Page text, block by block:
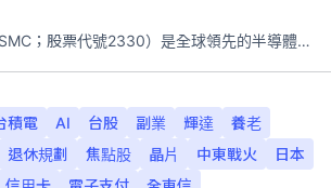
台積電（tSMC；股票代號2330）是全球領先的半導體代工公司，成立於1987年，總部位於台灣新竹。且已於美國、日本、德國及中國設廠，台積電是全球首家專業積體電路製造服務公司，也是全球最先進和最大規模的半導體代工廠。
積電 AI 台股 副業 輝達
養老
退休規劃 焦點股 晶片 中東戰火
日本